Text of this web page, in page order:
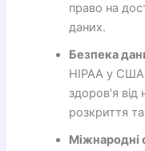
право на
даних.
Безпека
HIPAA у США
здоров’я
розкриття
Міжнародні